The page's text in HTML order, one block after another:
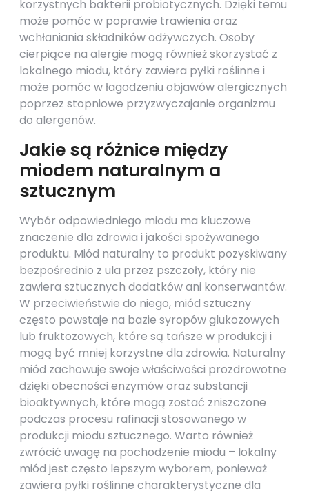
korzystnych bakterii probiotycznych. Dzięki temu
może pomóc w poprawie trawienia oraz
wchłaniania składników odżywczych. Osoby
cierpiące na alergie mogą również skorzystać z
lokalnego miodu, który zawiera pyłki roślinne i
może pomóc w łagodzeniu objawów alergicznych
poprzez stopniowe przyzwyczajanie organizmu
do alergenów.
Jakie są różnice między
miodem naturalnym a
sztucznym
Wybór odpowiedniego miodu ma kluczowe
znaczenie dla zdrowia i jakości spożywanego
produktu. Miód naturalny to produkt pozyskiwany
bezpośrednio z ula przez pszczoły, który nie
zawiera sztucznych dodatków ani konserwantów.
W przeciwieństwie do niego, miód sztuczny
często powstaje na bazie syropów glukozowych
lub fruktozowych, które są tańsze w produkcji i
mogą być mniej korzystne dla zdrowia. Naturalny
miód zachowuje swoje właściwości prozdrowotne
dzięki obecności enzymów oraz substancji
bioaktywnych, które mogą zostać zniszczone
podczas procesu rafinacji stosowanego w
produkcji miodu sztucznego. Warto również
zwrócić uwagę na pochodzenie miodu – lokalny
miód jest często lepszym wyborem, ponieważ
zawiera pyłki roślinne charakterystyczne dla